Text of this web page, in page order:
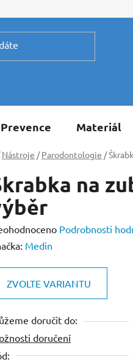
Prevence Materiál
Nástroje / Parodontologie /
na
Podrobnosti
Medin
ZVOLTE VARIANTU
doručit do:
doručení